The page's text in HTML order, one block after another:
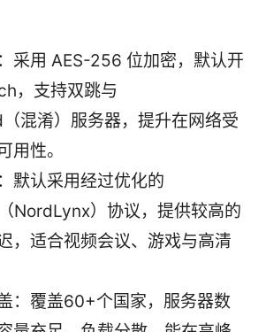
采用 AES-256 位加密，默认开
，支持双跳与
混淆）服务器，提升在网络受
用性。
默认采用经过优化的
NordLynx）协议，提供较高的
，适合视频会议、游戏与高清
：覆盖60+个国家，服务器数